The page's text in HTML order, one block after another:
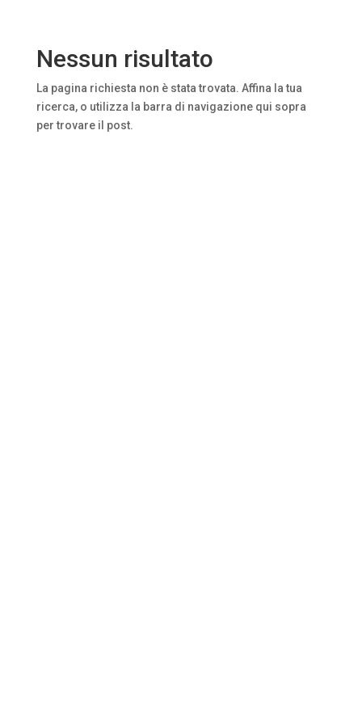
Nessun risultato
La pagina richiesta non è stata trovata. Affina la tua
ricerca, o utilizza la barra di navigazione qui sopra
per trovare il post.